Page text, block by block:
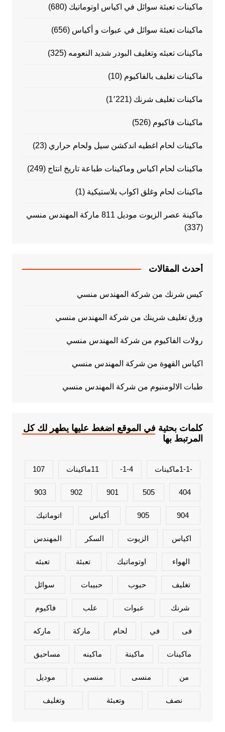
ماكينات تعبئة سوائل في اكياس اوتوماتيك (680)
ماكينات تعبئة سوائل في عبوات و أكياس (656)
ماكينات تعبئه وتغليف البودر شديد النعومه (325)
ماكينات تغليف بالفاكيوم (10)
ماكينات تغليف شرنك (1٬221)
ماكينات فاكيوم (526)
ماكينات لحام اغطيه اندكشن سيل ولحام حراري (23)
ماكينات لحام اكياس وماكينات طباعة تاريخ انتاج (249)
ماكينات لحام وغلق اكواب بلاستيكية (1)
ماكينة عصر الزيوت موديل 811 ماركة المهندس منسي
(337)
أحدث المقالات
كيس شرنك من شركة المهندس منسي
ورق تغليف شرينك من شركة المهندس منسي
رولات الفاكيوم من شركة المهندس منسي
اكياس القهوة من شركة المهندس منسي
طبات الالومنيوم من شركة المهندس منسي
كلمات بحثية في الموقع اضغط عليها يطهر لك كل
المرتبط بها
-1-1ماكينات 1-4- 11ماكينات 107
404
505
901
902
903
904
905 أكياس اتوماتيك
اكياس الزيوت السكر المهندس
الهواء اوتوماتيك تعبئة تعبئه
تغليف حبوب حبيبات سوائل
شرنك عبوات علب فاكيوم
فى في لحام ماركة ماركه
ماكينات ماكينة ماكينه مساحيق
من منسى منسي موديل
نصف وتعبئة وتغليف